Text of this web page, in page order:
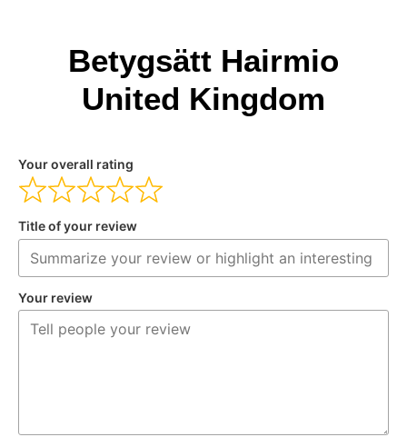
Betygsätt Hairmio
United Kingdom
Your overall rating
Title of your review
Your review